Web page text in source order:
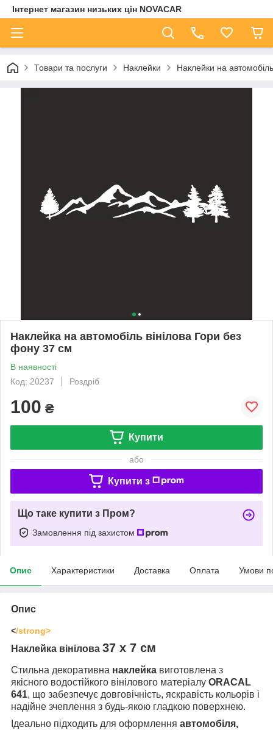
Інтернет магазин низьких цін NOVACAR
Товари та послуги Наклейки Наклейки на автомобіль
Наклейка на автомобіль вінілова Гори без
фону 37 см
В наявності
Код: 20237
Роздріб
100 ₴
Купити
або
Купити з
Що таке купити з Пром?
Замовлення під захистом
Опис Характеристики Доставка Оплата Умови
Опис
</strong>
Наклейка вінілова 37 х 7 см
Стильна декоративна наклейка виготовлена з
якісного водостійкого вінілового матеріалу ORACAL
641, що забезпечує довговічність, яскравість кольорів і
надійне зчеплення з будь-якою гладкою поверхнею.
Ідеально підходить для оформлення автомобіля,